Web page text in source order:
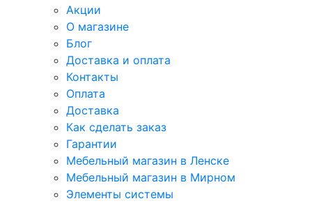
Акции
О магазине
Блог
Доставка и оплата
Контакты
Оплата
Доставка
Как сделать заказ
Гарантии
Мебельный магазин в Ленске
Мебельный магазин в Мирном
Элементы системы